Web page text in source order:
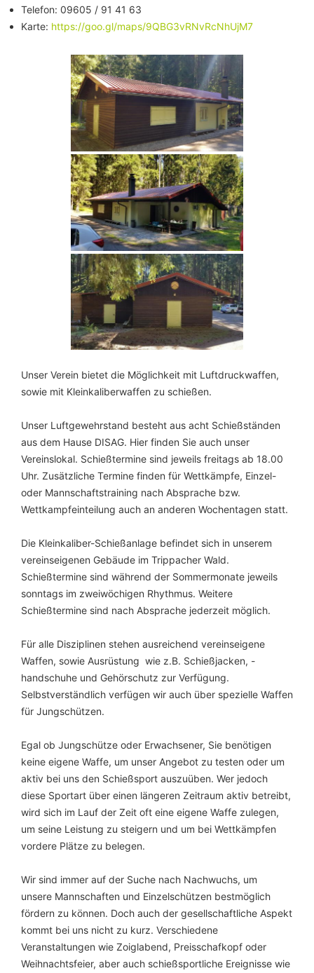
Telefon: 09605 / 91 41 63
Karte: https://goo.gl/maps/9QBG3vRNvRcNhUjM7
Unser Verein bietet die Möglichkeit mit Luftdruckwaffen,
sowie mit Kleinkaliberwaffen zu schießen.
Unser Luftgewehrstand besteht aus acht Schießständen
aus dem Hause DISAG. Hier finden Sie auch unser
Vereinslokal. Schießtermine sind jeweils freitags ab 18.00
Uhr. Zusätzliche Termine finden für Wettkämpfe, Einzel-
oder Mannschaftstraining nach Absprache bzw.
Wettkampfeinteilung auch an anderen Wochentagen statt.
Die Kleinkaliber-Schießanlage befindet sich in unserem
vereinseigenen Gebäude im Trippacher Wald.
Schießtermine sind während der Sommermonate jeweils
sonntags im zweiwöchigen Rhythmus. Weitere
Schießtermine sind nach Absprache jederzeit möglich.
Für alle Disziplinen stehen ausreichend vereinseigene
Waffen, sowie Ausrüstung wie z.B. Schießjacken, -
handschuhe und Gehörschutz zur Verfügung.
Selbstverständlich verfügen wir auch über spezielle Waffen
für Jungschützen.
Egal ob Jungschütze oder Erwachsener, Sie benötigen
keine eigene Waffe, um unser Angebot zu testen oder um
aktiv bei uns den Schießsport auszuüben. Wer jedoch
diese Sportart über einen längeren Zeitraum aktiv betreibt,
wird sich im Lauf der Zeit oft eine eigene Waffe zulegen,
um seine Leistung zu steigern und um bei Wettkämpfen
vordere Plätze zu belegen.
Wir sind immer auf der Suche nach Nachwuchs, um
unsere Mannschaften und Einzelschützen bestmöglich
fördern zu können. Doch auch der gesellschaftliche Aspekt
kommt bei uns nicht zu kurz. Verschiedene
Veranstaltungen wie Zoiglabend, Preisschafkopf oder
Weihnachtsfeier, aber auch schießsportliche Ereignisse wie